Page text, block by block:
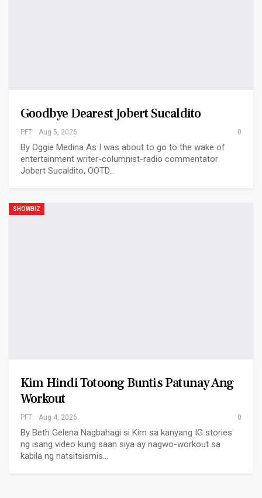
Goodbye Dearest Jobert Sucaldito
PFT Aug 5, 2026 0
By Oggie Medina As I was about to go to the wake of
entertainment writer-columnist-radio commentator
Jobert Sucaldito, OOTD…
SHOWBIZ
Kim Hindi Totoong Buntis Patunay Ang
Workout
PFT Aug 4, 2026 0
By Beth Gelena Nagbahagi si Kim sa kanyang IG stories
ng isang video kung saan siya ay nagwo-workout sa
kabila ng natsitsismis…